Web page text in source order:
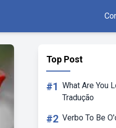
Top Post
#1 What Are You
Tradução
#2 Verbo To Be